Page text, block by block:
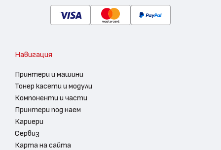
Навигация
Принтери и машини
Тонер касети и модули
Компоненти и части
Принтери под наем
Кариери
Сервиз
Карта на сайта